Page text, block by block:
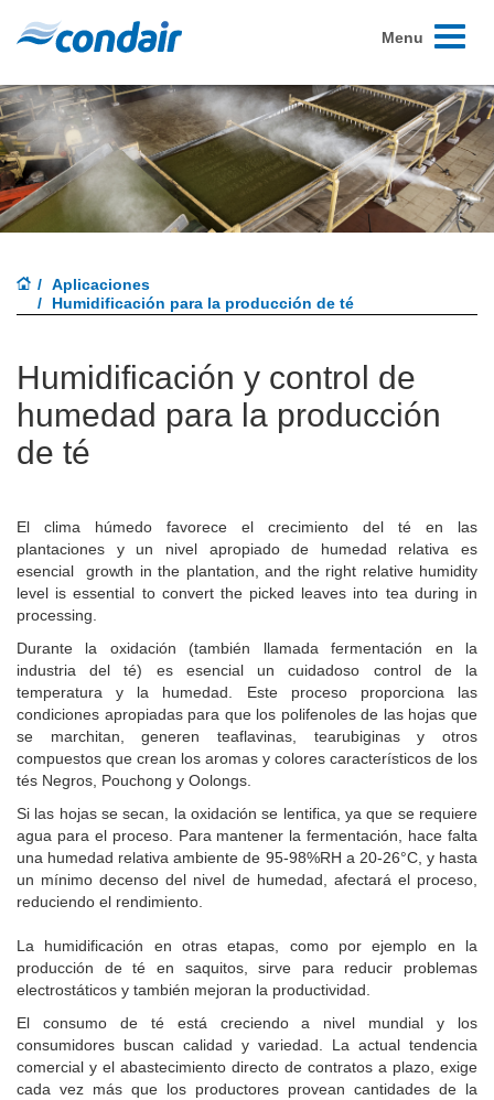
Toggle
Menu
Aplicaciones
Humidificación para la producción de té
Humidificación y control de
humedad para la producción
de té
El clima húmedo favorece el crecimiento del té en las
plantaciones y un nivel apropiado de humedad relativa es
esencial growth in the plantation, and the right relative humidity
level is essential to convert the picked leaves into tea during in
processing.
Durante la oxidación (también llamada fermentación en la
industria del té) es esencial un cuidadoso control de la
temperatura y la humedad. Este proceso proporciona las
condiciones apropiadas para que los polifenoles de las hojas que
se marchitan, generen teaflavinas, tearubiginas y otros
compuestos que crean los aromas y colores característicos de los
tés Negros, Pouchong y Oolongs.
Si las hojas se secan, la oxidación se lentifica, ya que se requiere
agua para el proceso. Para mantener la fermentación, hace falta
una humedad relativa ambiente de 95-98%RH a 20-26°C, y hasta
un mínimo decenso del nivel de humedad, afectará el proceso,
reduciendo el rendimiento.
La humidificación en otras etapas, como por ejemplo en la
producción de té en saquitos, sirve para reducir problemas
electrostáticos y también mejoran la productividad.
El consumo de té está creciendo a nivel mundial y los
consumidores buscan calidad y variedad. La actual tendencia
comercial y el abastecimiento directo de contratos a plazo, exige
cada vez más que los productores provean cantidades de la